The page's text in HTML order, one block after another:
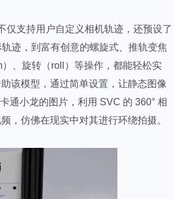
仅支持用户自定义相机轨迹，还预设了
迹，到富有创意的螺旋式、推轨变焦
、旋转（roll）等操作，都能轻松实
该模型，通过简单设置，让静态图像
通小龙的图片，利用 SVC 的 360° 相
，仿佛在现实中对其进行环绕拍摄。​